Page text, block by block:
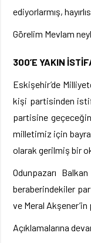
ediyorlarmış,
Görelim Mevlam
300’E YAKIN
Eskişehir’de
kişi partisinden
partisine
milletimiz için
olarak gerilmiş bir
Odunpazarı
beraberindekiler
ve Meral
Açıklamalarına